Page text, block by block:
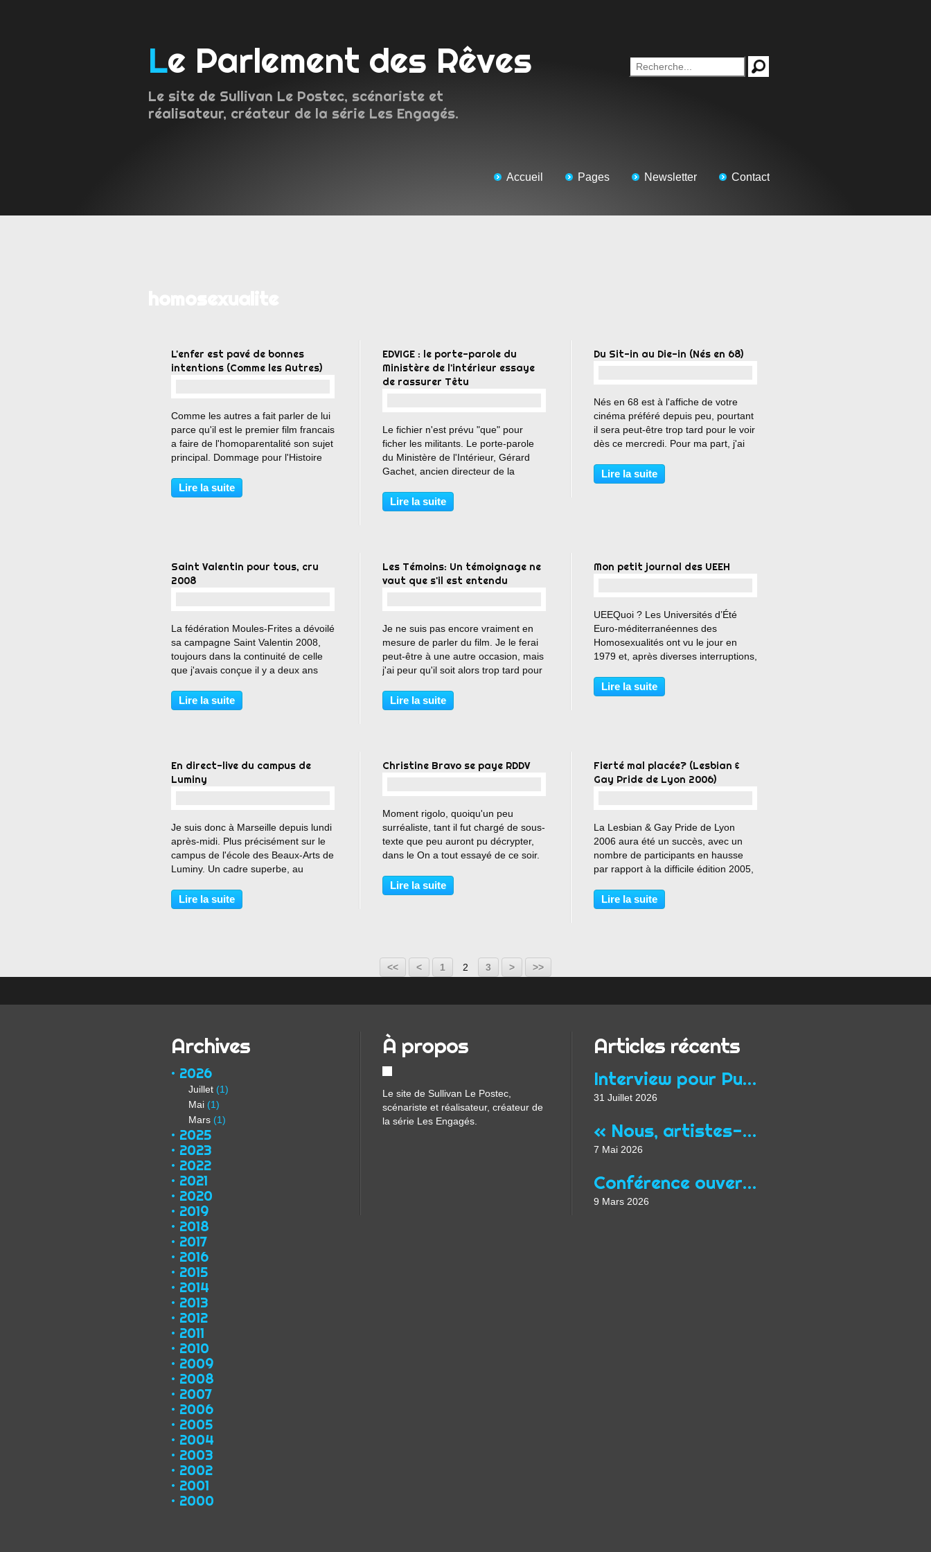
Le Parlement des Rêves
Le site de Sullivan Le Postec, scénariste et
réalisateur, créateur de la série Les Engagés.
Accueil Pages Newsletter Contact
L'enfer est pavé de bonnes
intentions (Comme les Autres)
Comme les autres a fait parler de lui
parce qu'il est le premier film francais
a faire de l'homoparentalité son sujet
principal. Dommage pour l'Histoire
écrit, le film enchaîne des situations
d'une lourdeur infinie et...
Lire la suite
EDVIGE : le porte-parole du
Ministère de l'intérieur essaye
de rassurer Têtu
Le fichier n'est prévu "que" pour
ficher les militants. Le porte-parole
du Ministère de l'Intérieur, Gérard
Gachet, ancien directeur de la
Actuelles, organe de presse de la
droite réactionnaire décomplexée,
Lire la suite
Du Sit-in au Die-in (Nés en 68)
Nés en 68 est à l'affiche de votre
cinéma préféré depuis peu, pourtant
il sera peut-être trop tard pour le voir
dès ce mercredi. Pour ma part, j'ai
soir. Évacuons un problème
d'emblée : Ducastel et Martineau,
Lire la suite
Saint Valentin pour tous, cru
2008
La fédération Moules-Frites a dévoilé
sa campagne Saint Valentin 2008,
toujours dans la continuité de celle
que j'avais conçue il y a deux ans
Lire la suite
Les Témoins: Un témoignage ne
vaut que s'il est entendu
Je ne suis pas encore vraiment en
mesure de parler du film. Je le ferai
peut-être à une autre occasion, mais
j'ai peur qu'il soit alors trop tard pour
cinéma. Donc, sans plus attendre,
allez voir Les Témoins. Le dernier...
Lire la suite
Mon petit journal des UEEH
UEEQuoi ? Les Universités d’Été
Euro-méditerranéennes des
Homosexualités ont vu le jour en
1979 et, après diverses interruptions,
atteignent en 2006 leur 12ème
édition. Ayant fraîchement intégré
Lire la suite
En direct-live du campus de
Luminy
Je suis donc à Marseille depuis lundi
après-midi. Plus précisément sur le
campus de l'école des Beaux-Arts de
Luminy. Un cadre superbe, au
l'envie d'être étudiant. :-) Je squatte
un instant un ordinateur de la
Lire la suite
Christine Bravo se paye RDDV
Moment rigolo, quoiqu'un peu
surréaliste, tant il fut chargé de sous-
texte que peu auront pu décrypter,
dans le On a tout essayé de ce soir.
des trucs innommables à la télé...)
Sur le plateau, Renaud Donnedieu
Lire la suite
Fierté mal placée? (Lesbian &
Gay Pride de Lyon 2006)
La Lesbian & Gay Pride de Lyon
2006 aura été un succès, avec un
nombre de participants en hausse
par rapport à la difficile édition 2005,
en trombe pendant une dizaine de
minutes avant d'heureusement
Lire la suite
<< < 1 2 3 > >>
Archives
2026
Juillet (1)
Mai (1)
Mars (1)
2025
2023
2022
2021
2020
2019
2018
2017
2016
2015
2014
2013
2012
2011
2010
2009
2008
2007
2006
2005
2004
2003
2002
2001
2000
À propos
Le site de Sullivan Le Postec,
scénariste et réalisateur, créateur de
la série Les Engagés.
Articles récents
Interview pour Purple Hour à propos du programme Focus Queer de Midpoint
31 Juillet 2026
« Nous, artistes-auteurs, exigeons une nouvelle “loi Jean Zay” adaptée aux conditions actuelles de l’exercice de nos professions »
7 Mai 2026
Conférence ouverte au public à Prague en mars dans le cadre de Focus Qeer 2026
9 Mars 2026